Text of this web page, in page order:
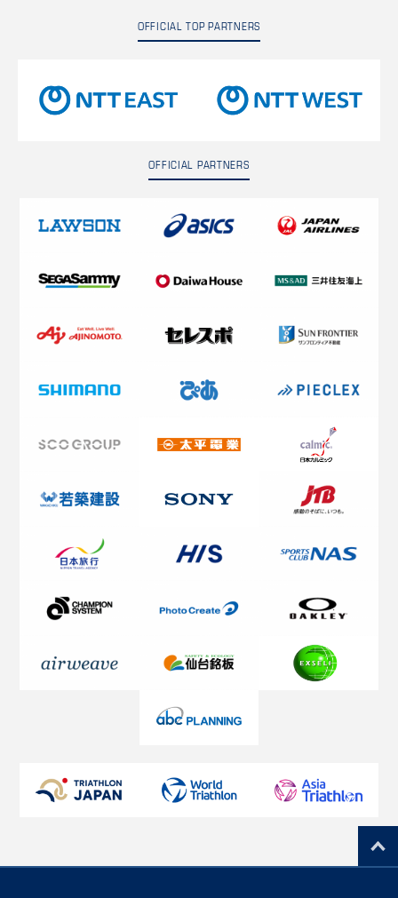
OFFICIAL TOP PARTNERS
OFFICIAL PARTNERS